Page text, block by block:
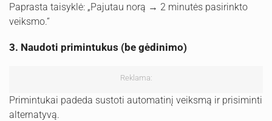
Paprasta taisyklė: „Pajutau norą → 2 minutės pasirinkto
veiksmo.“
3. Naudoti primintukus (be gėdinimo)
Reklama:
Primintukai padeda sustoti automatinį veiksmą ir prisiminti
alternatyvą.